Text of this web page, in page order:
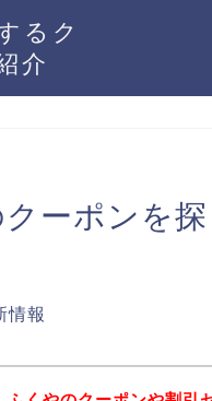
るク
介
ーポンを
情報